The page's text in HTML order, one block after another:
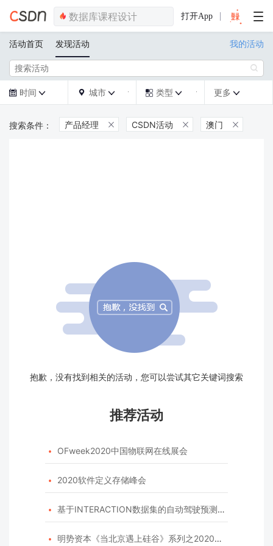
打开App
活动首页 发现活动 我的活动

 时间   城市   类型  更多 
产品经理  CSDN活动  澳门 
抱歉，没有找到相关的活动，您可以尝试其它关键词搜索
推荐活动
 OFweek2020中国物联网在线展会
 2020软件定义存储峰会
 基于INTERACTION数据集的自动驾驶预测模型挑战赛
 明势资本《当北京遇上硅谷》系列之2020年度开源峰会